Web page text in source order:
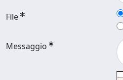
File
Messaggio